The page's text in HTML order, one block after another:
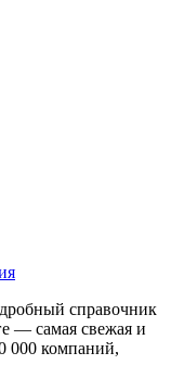
справочник
— самая свежая и
000 компаний,